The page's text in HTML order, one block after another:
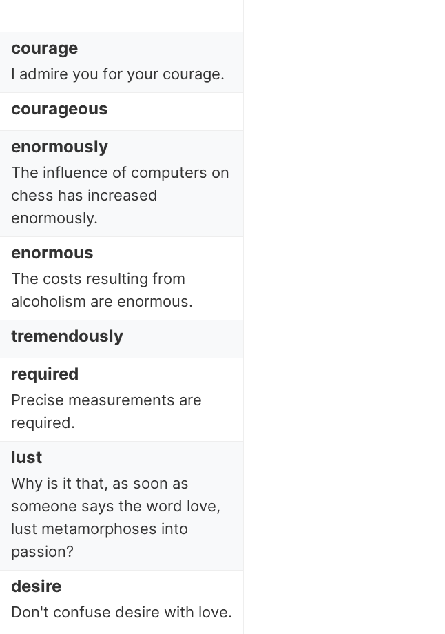
courage
I admire you for your courage.
courageous
enormously
The influence of computers on
chess has increased
enormously.
enormous
The costs resulting from
alcoholism are enormous.
tremendously
required
Precise measurements are
required.
lust
Why is it that, as soon as
someone says the word love,
lust metamorphoses into
passion?
desire
Don't confuse desire with love.